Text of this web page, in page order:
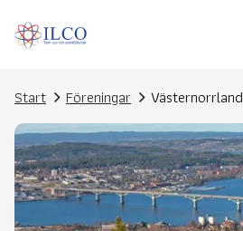
Start Föreningar Västernorrland